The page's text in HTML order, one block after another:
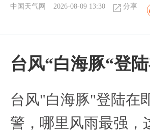
中国天气网 2026-08-09 13:30 分享
台风“白海豚“登
台风"白海豚"登陆在
警，哪里风雨最强，